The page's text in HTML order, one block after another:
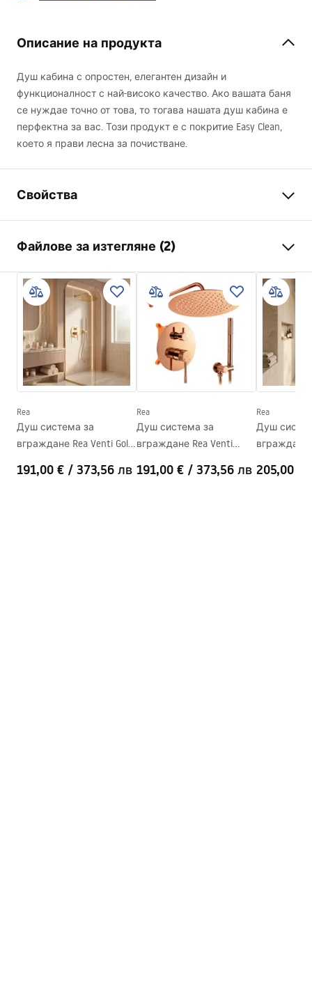
Описание на продукта
Душ кабина с опростен, елегантен дизайн и
функционалност с най-високо качество. Ако вашата баня
се нуждае точно от това, то тогава нашата душ кабина е
перфектна за вас. Този продукт е с покритие Easy Clean,
което я прави лесна за почистване.
Свойства
Цвят на смесителя
Матирано злато
тип душ-кабина
За окачване на стена
цвят на стъклото
Прозрачен 6mm
начин на отваряне
Отварящ се механизъм
Seria
Atlas
Монтаж
на душ коритото или пода
Височина
2000mm
Посока на душ - кабината
Гаранция
24 месеца
стъклото
Файлове за изтегляне (2)
Warunki bezpieczeństwa
WARUNKI BEZPIECZENSTWA KABINY DRZWI
PARAWANY.pdf
Manual
Instrukcja_monta__u_kabiny_przy__ciennej_Atlas.pdf
Rea
Душ система за
вграждане Rea Venti Gold
191,00 € / 373,56 лв
Rea
Душ система за
вграждане Rea Venti
191,00 € / 373,56 лв
Rea
Душ
вграждане
205,00 €